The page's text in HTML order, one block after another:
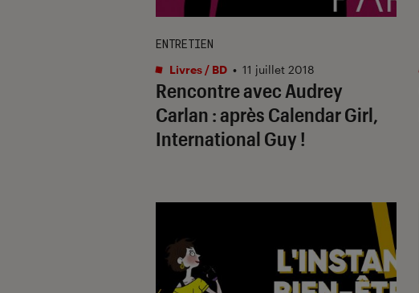
Rencontre avec Audrey
Carlan : après Calendar Girl,
International Guy !
ENTRETIEN
Livres / BD • 11 juillet 2018